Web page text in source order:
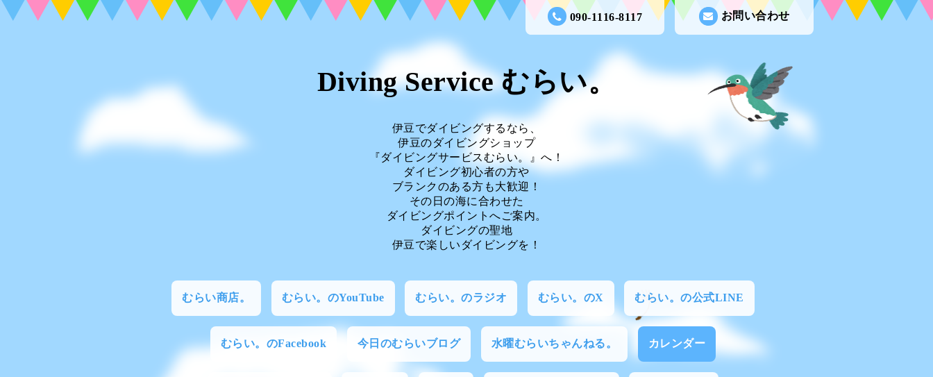
お問い合わせ
090-1116-8117
Diving Service むらい。
伊豆でダイビングするなら、
伊豆のダイビングショップ
『ダイビングサービスむらい。』へ！
ダイビング初心者の方や
ブランクのある方も大歓迎！
その日の海に合わせた
ダイビングポイントへご案内。
ダイビングの聖地
伊豆で楽しいダイビングを！
むらい商店。 むらい。のYouTube むらい。のラジオ むらい。のX むらい。の公式LINE
むらい。のFacebook 今日のむらいブログ 水曜むらいちゃんねる。 カレンダー